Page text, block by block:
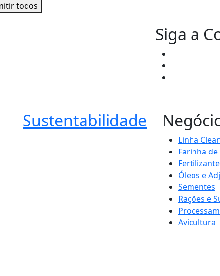
todos
Siga a
Sustentabilidade
Linha
Farinha
Óleos e
Sementes
Rações e
Avicultura